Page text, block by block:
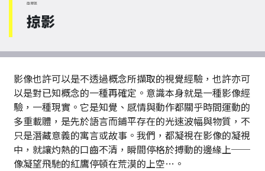
南港區
掠影
影像也許可以是不透過概念所擷取的視覺經驗，也許亦可
以是對已知概念的一種再確定。意識本身就是一種影像經
驗，一種現實。它是知覺、感情與動作都關乎時間運動的
多重載體，是先於語言而鋪平存在的光速波幅與物質，不
只是潛藏意義的寓言或故事。我們，都凝視在影像的凝視
中，就讓灼熱的口齒不清，瞬間停格於搏動的邊緣上──
像凝望飛馳的紅鷹停頓在荒漠的上空…。